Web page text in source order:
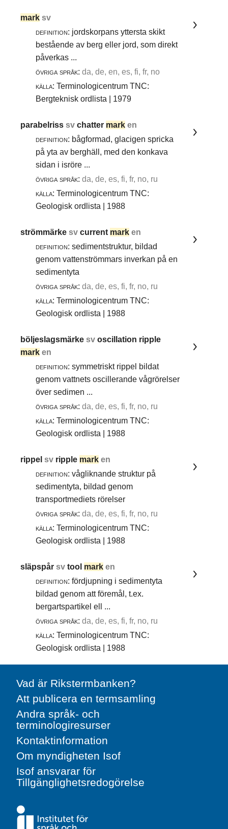
mark sv
definition: jordskorpans yttersta skikt
bestående av berg eller jord, som direkt
påverkas ...
övriga språk: da, de, en, es, fi, fr, no
källa: Terminologicentrum TNC:
Bergteknisk ordlista | 1979
parabelrisssvchatter mark en
definition: bågformad, glacigen spricka
på yta av berghäll, med den konkava
sidan i isröre ...
övriga språk: da, de, es, fi, fr, no, ru
källa: Terminologicentrum TNC:
Geologisk ordlista | 1988
strömmärkesvcurrent mark en
definition: sedimentstruktur, bildad
genom vattenströmmars inverkan på en
sedimentyta
övriga språk: da, de, es, fi, fr, no, ru
källa: Terminologicentrum TNC:
Geologisk ordlista | 1988
böljeslagsmärkesvoscillation ripple
mark en
definition: symmetriskt rippel bildat
genom vattnets oscillerande vågrörelser
över sedimen ...
övriga språk: da, de, es, fi, fr, no, ru
källa: Terminologicentrum TNC:
Geologisk ordlista | 1988
rippelsv ripple mark en
definition: vågliknande struktur på
sedimentyta, bildad genom
transportmediets rörelser
övriga språk: da, de, es, fi, fr, no, ru
källa: Terminologicentrum TNC:
Geologisk ordlista | 1988
släpspårsvtool mark en
definition: fördjupning i sedimentyta
bildad genom att föremål, t.ex.
bergartspartikel ell ...
övriga språk: da, de, es, fi, fr, no, ru
källa: Terminologicentrum TNC:
Geologisk ordlista | 1988
Vad är Rikstermbanken?
Att publicera en termsamling
Andra språk- och
terminologiresurser
Kontaktinformation
Om myndigheten Isof
Isof ansvarar för
Tillgänglighetsredogörelse